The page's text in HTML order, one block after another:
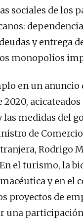
sociales de los
y entrega
monopolios
en un anuncio
2020,
las medidas del
de
Rodrigo
el turismo, la
y en el
proyectos de
una